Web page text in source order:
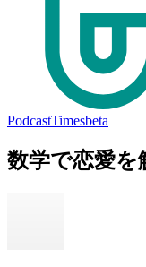
PodcastTimesbeta
数学で恋愛を